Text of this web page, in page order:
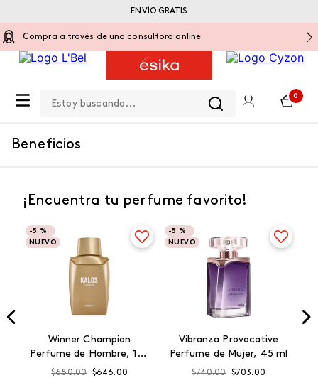
Compra a través de una consultora online
0
ENVÍO GRATIS
Beneficios
¡Encuentra tu perfume favorito!
-5 %
NUEVO
Winner Champion
Perfume de Hombre, 100
ml
$680.00 $646.00
-5 %
NUEVO
Vibranza Provocative
Perfume de Mujer, 45 ml
$740.00 $703.00